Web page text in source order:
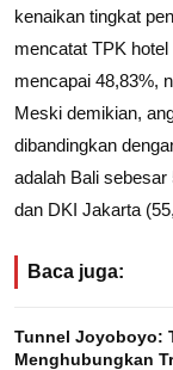
kenaikan tingkat
mencatat TPK
mencapai 48,83%,
Meski demikian,
dibandingkan
adalah Bali
dan DKI Jakarta
Baca juga:
Tunnel Joyoboyo:
Menghubungkan